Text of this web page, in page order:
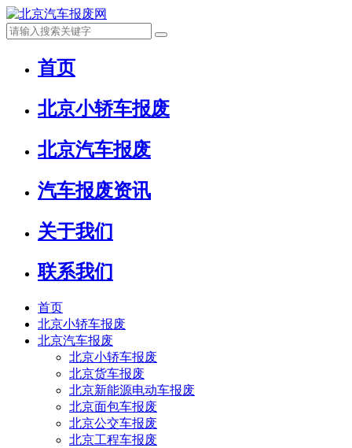
首页
北京小轿车报废
北京汽车报废
汽车报废资讯
关于我们
联系我们
首页
北京小轿车报废
北京汽车报废
北京小轿车报废
北京货车报废
北京新能源电动车报废
北京面包车报废
北京公交车报废
北京工程车报废